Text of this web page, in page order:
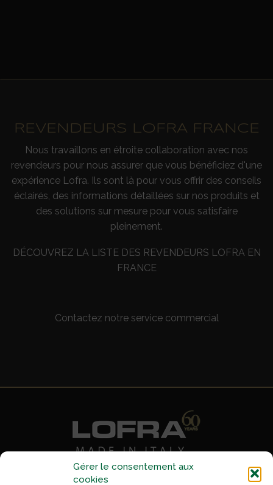
Gérer le consentement aux
cookies
REVENDEURS LOFRA FRANCE
Nous travaillons en étroite collaboration avec nos
revendeurs pour nous assurer que vous bénéficiez d'une
expérience Lofra. Ils sont là pour vous offrir des conseils
éclairés, des informations détaillées sur nos produits et
des solutions sur mesure pour vous satisfaire
pleinement.
DÉCOUVREZ LA LISTE DES REVENDEURS LOFRA EN
FRANCE
Contactez notre service commercial